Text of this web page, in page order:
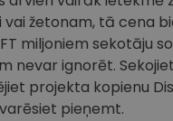
žetonam, tā cena
miljoniem sekotāju
nevar ignorēt.
projekta kopienu
pieņemt.